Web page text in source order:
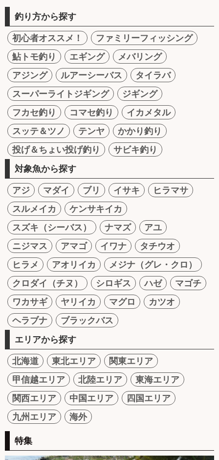
釣り方から探す
初心者オススメ！
ファミリーフィッシング
鮎トモ釣り
エギング
メバリング
アジング
ルアーシーバス
タイラバ
スーパーライトジギング
ジギング
フカセ釣り
コマセ釣り
イカメタル
スッテ＆ツノ
テンヤ
かかり釣り
投げ＆ちょい投げ釣り
サビキ釣り
対象魚から探す
アジ マダイ ブリ イサキ
ヒラマサ
スルメイカ
ケンサキイカ
スズキ（シーバス）
ナマズ
アユ
ニジマス
アマゴ イワナ
タチウオ
ヒラメ
アオリイカ
メジナ（グレ・クロ）
クロダイ（チヌ）
シロギス ハゼ
マゴチ
ワカサギ
ヤリイカ マグロ
カツオ
ヘラブナ
ブラックバス
エリアから探す
北海道 東北エリア
関東エリア
甲信越エリア
北陸エリア
東海エリア
関西エリア
中国エリア
四国エリア
九州エリア
海外
特集